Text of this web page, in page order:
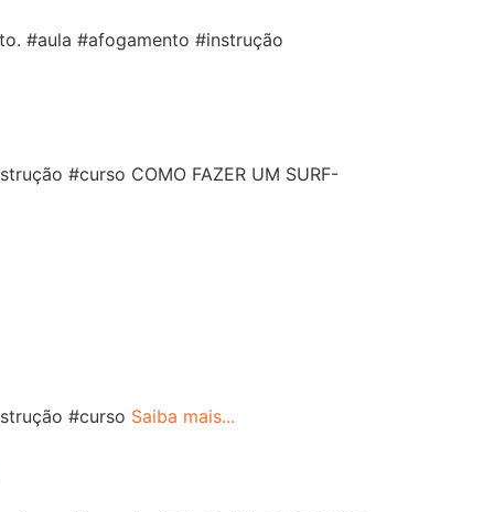
#aula #afogamento #instrução
#curso COMO FAZER UM SURF-
#curso Saiba mais...